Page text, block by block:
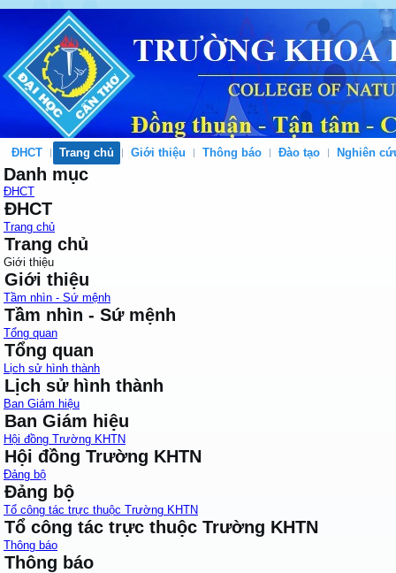
ĐHCT Trang chủ Giới thiệu Thông báo Đào tạo Nghiên
Danh mục
ĐHCT
ĐHCT
Trang chủ
Trang chủ
Giới thiệu
Giới thiệu
Tầm nhìn - Sứ mệnh
Tầm nhìn - Sứ mệnh
Tổng quan
Tổng quan
Lịch sử hình thành
Lịch sử hình thành
Ban Giám hiệu
Ban Giám hiệu
Hội đồng Trường KHTN
Hội đồng Trường KHTN
Đảng bộ
Đảng bộ
Tổ công tác trực thuộc Trường KHTN
Tổ công tác trực thuộc Trường KHTN
Thông báo
Thông báo